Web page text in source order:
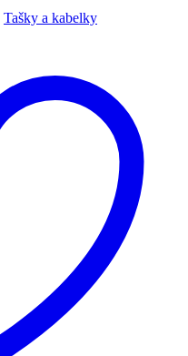
Tašky a kabelky